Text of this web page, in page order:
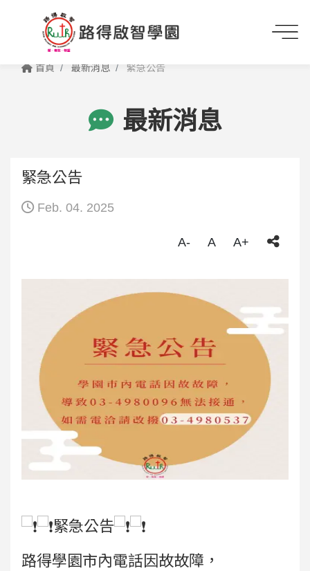
首頁 最新消息 緊急公告
最新消息
緊急公告
Feb. 04. 2025
A- A A+
緊急公告
路得學園市內電話因故故障，